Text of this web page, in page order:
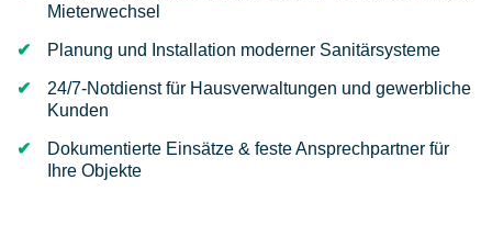
Mieterwechsel
Planung und Installation moderner Sanitärsysteme
24/7-Notdienst für Hausverwaltungen und gewerbliche
Kunden
Dokumentierte Einsätze & feste Ansprechpartner für
Ihre Objekte